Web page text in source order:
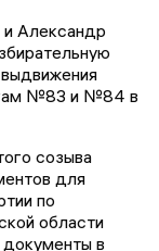
Александр
№83 и №84 в
созыва
для
по
области
в